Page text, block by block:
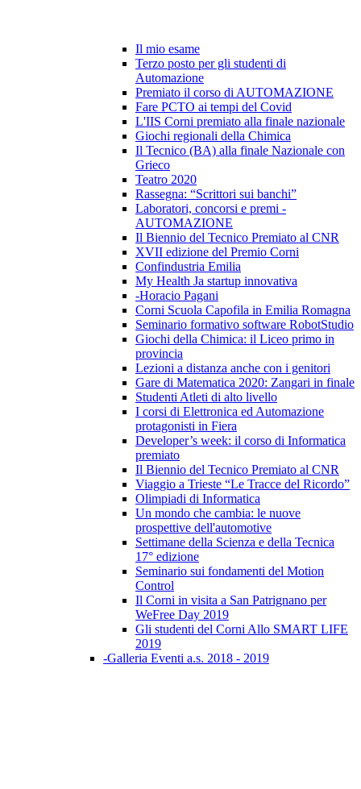
Il mio esame
Terzo posto per gli studenti di
Automazione
Premiato il corso di AUTOMAZIONE
Fare PCTO ai tempi del Covid
L'IIS Corni premiato alla finale nazionale
Giochi regionali della Chimica
Il Tecnico (BA) alla finale Nazionale con
Grieco
Teatro 2020
Rassegna: “Scrittori sui banchi”
Laboratori, concorsi e premi -
AUTOMAZIONE
Il Biennio del Tecnico Premiato al CNR
XVII edizione del Premio Corni
Confindustria Emilia
My Health Ja startup innovativa
-Horacio Pagani
Corni Scuola Capofila in Emilia Romagna
Seminario formativo software RobotStudio
Giochi della Chimica: il Liceo primo in
provincia
Lezioni a distanza anche con i genitori
Gare di Matematica 2020: Zangari in finale
Studenti Atleti di alto livello
I corsi di Elettronica ed Automazione
protagonisti in Fiera
Developer’s week: il corso di Informatica
premiato
Il Biennio del Tecnico Premiato al CNR
Viaggio a Trieste “Le Tracce del Ricordo”
Olimpiadi di Informatica
Un mondo che cambia: le nuove
prospettive dell'automotive
Settimane della Scienza e della Tecnica
17° edizione
Seminario sui fondamenti del Motion
Control
Il Corni in visita a San Patrignano per
WeFree Day 2019
Gli studenti del Corni Allo SMART LIFE
2019
-Galleria Eventi a.s. 2018 - 2019